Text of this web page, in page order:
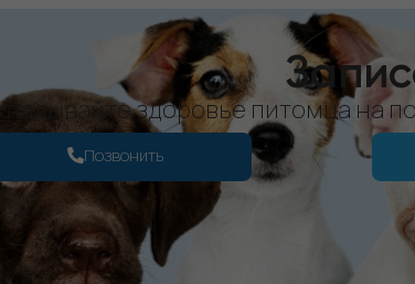
здоровье питомца на
Позвонить